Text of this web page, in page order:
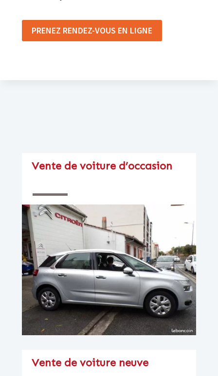
PRENEZ RENDEZ-VOUS EN LIGNE
Vente de voiture d’occasion
Vente de voiture neuve